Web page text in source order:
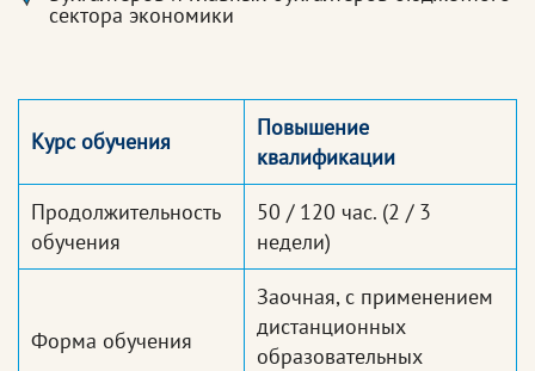
сектора экономики
Курс обучения
Повышение
квалификации
Продолжительность
обучения
50 / 120 час. (2 / 3
недели)
Форма обучения
Заочная, с применением
дистанционных
образовательных